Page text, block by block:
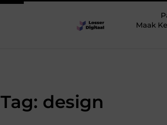
Maak
Tag: design